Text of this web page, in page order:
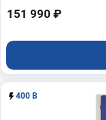
151 990 ₽
400 В